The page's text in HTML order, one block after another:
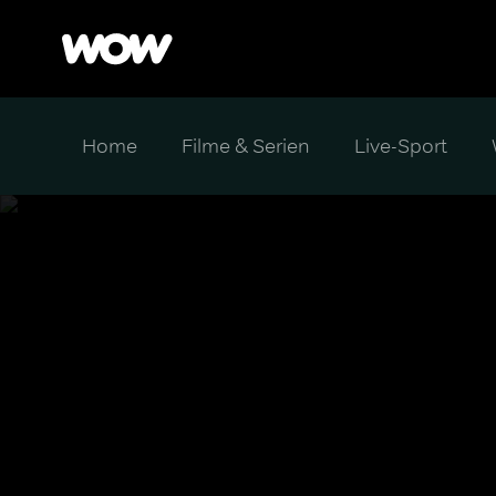
Home Filme & Serien Live-Sport